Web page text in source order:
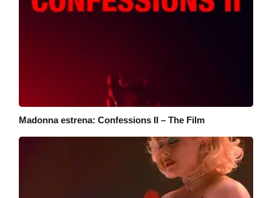
Madonna estrena: Confessions II – The Film